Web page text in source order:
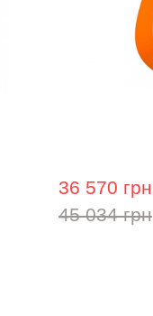
36 570 грн
45 034 грн